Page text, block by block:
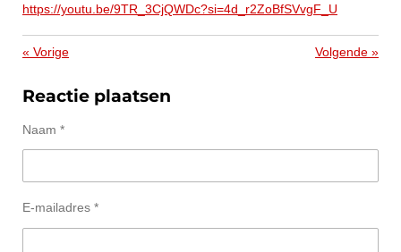
https://youtu.be/9TR_3CjQWDc?si=4d_r2ZoBfSVvgF_U
« Vorige Volgende »
Reactie plaatsen
Naam *
E-mailadres *